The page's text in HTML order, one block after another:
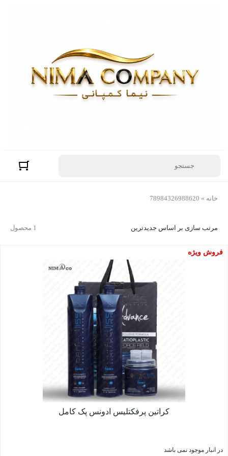
خانه »
78984326988620
1 محصول مرتب سازی بر اساس جدیدترین
فروش ویژه
کراتین پرفکتلیس ادونس پک کامل
در انبار موجود نمی باشد